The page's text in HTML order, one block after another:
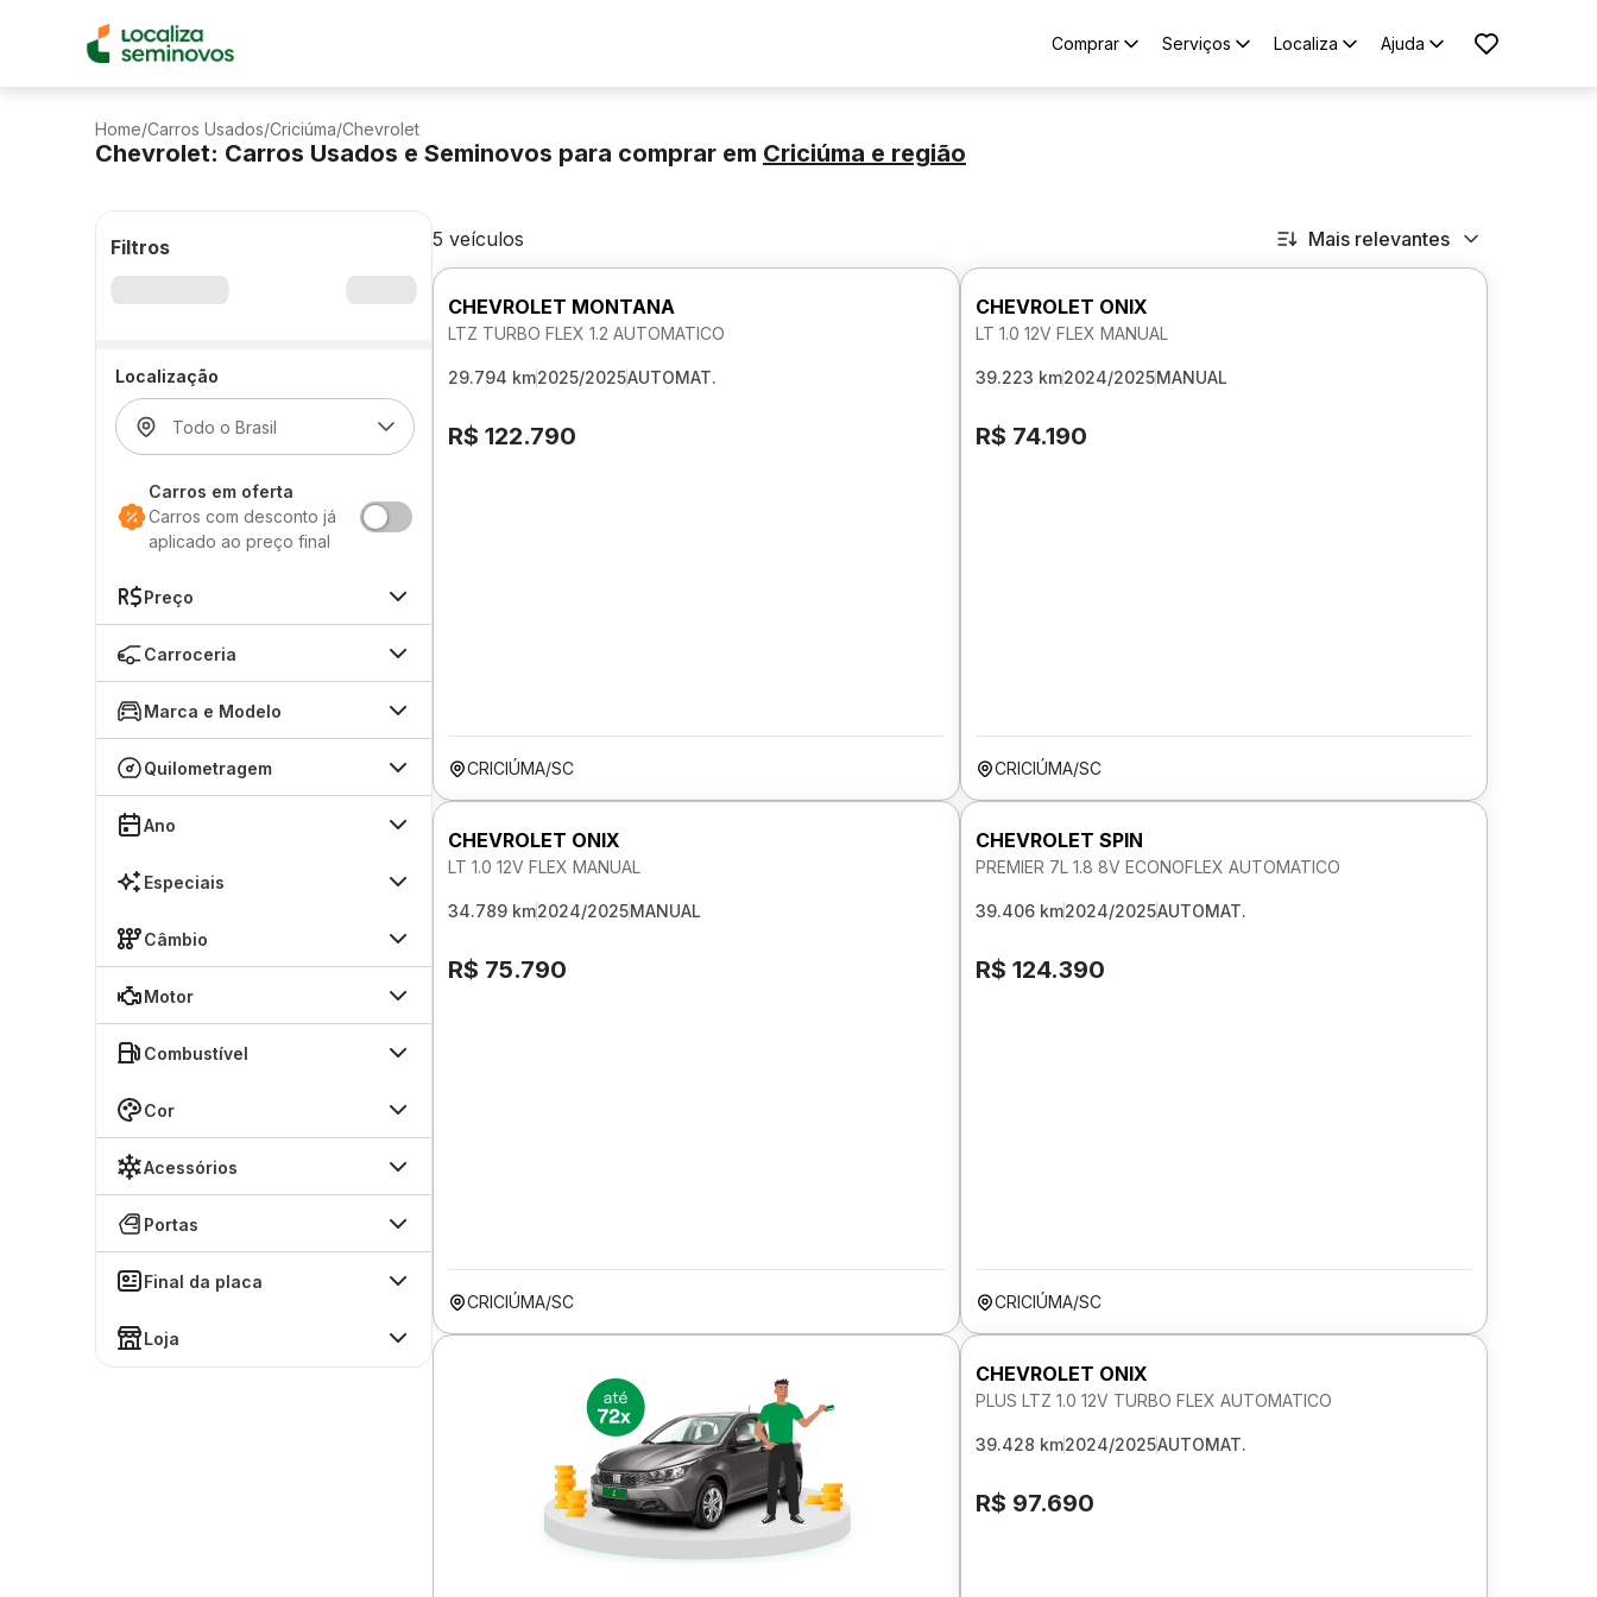
Comprar Serviços Localiza Ajuda
Home/Carros Usados/Criciúma/Chevrolet
Chevrolet: Carros Usados e Seminovos para comprar em Criciúma e região
Filtros
Localização
Carros em oferta
Carros com desconto já
aplicado ao preço final
Preço
Carroceria
Marca e Modelo
Quilometragem
Ano
Especiais
Câmbio
Motor
Combustível
Cor
Acessórios
Portas
Final da placa
Loja
5 veículos Mais relevantes
CHEVROLET MONTANA
LTZ TURBO FLEX 1.2 AUTOMATICO
29.794 km2025/2025AUTOMAT.
R$ 122.790
CRICIÚMA/SC
CHEVROLET ONIX
LT 1.0 12V FLEX MANUAL
39.223 km2024/2025MANUAL
R$ 74.190
CRICIÚMA/SC
CHEVROLET ONIX
LT 1.0 12V FLEX MANUAL
34.789 km2024/2025MANUAL
R$ 75.790
CRICIÚMA/SC
CHEVROLET SPIN
PREMIER 7L 1.8 8V ECONOFLEX AUTOMATICO
39.406 km2024/2025AUTOMAT.
R$ 124.390
CRICIÚMA/SC
CHEVROLET ONIX
PLUS LTZ 1.0 12V TURBO FLEX AUTOMATICO
39.428 km2024/2025AUTOMAT.
R$ 97.690